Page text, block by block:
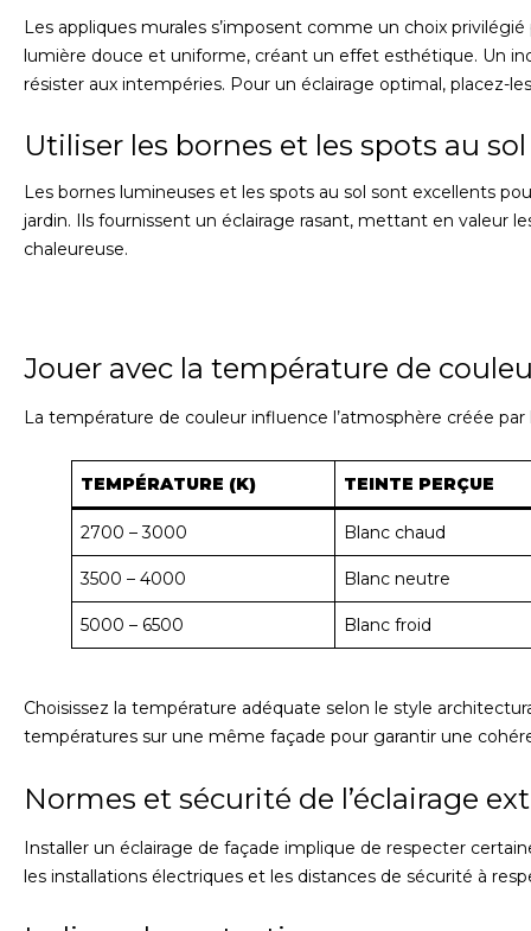
Les appliques murales s’imposent comme un choix
lumière douce et uniforme, créant un effet esthétique. Un
résister aux intempéries. Pour un éclairage optimal, placez-
Utiliser les bornes et les spots au sol
Les bornes lumineuses et les spots au sol sont excellents
jardin. Ils fournissent un éclairage rasant, mettant en valeur
chaleureuse.
Jouer avec la température de
La température de couleur influence l’atmosphère créée par
TEMPÉRATURE (K) TEINTE PERÇUE
2700 – 3000 Blanc chaud
3500 – 4000 Blanc neutre
5000 – 6500 Blanc froid
Choisissez la température adéquate selon le style
températures sur une même façade pour garantir une
Normes et sécurité de l’éclairage
Installer un éclairage de façade implique de respecter
les installations électriques et les distances de sécurité à